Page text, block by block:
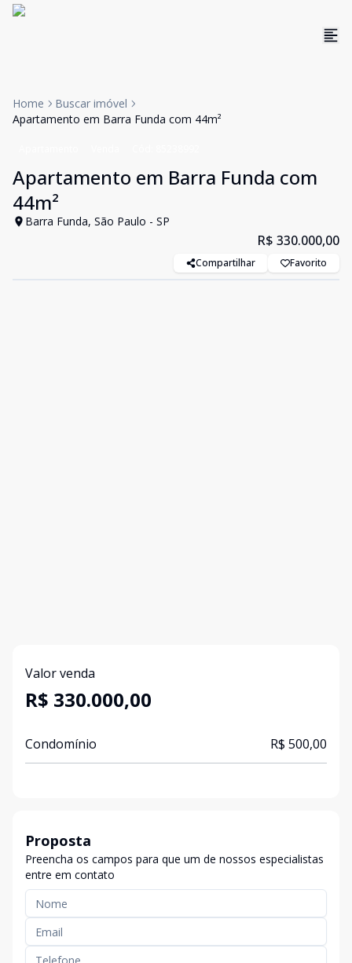
Home
Buscar imóvel
Apartamento em Barra Funda com 44m²
Apartamento em Barra Funda com
44m²
Barra Funda, São Paulo - SP
R$ 330.000,00
Compartilhar Favorito
Valor venda
R$ 330.000,00
Condomínio R$ 500,00
Proposta
Preencha os campos para que um de nossos especialistas
entre em contato